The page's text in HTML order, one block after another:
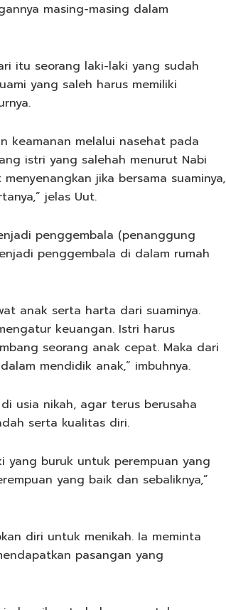
masing-masing dalam
itu seorang laki-laki yang sudah
yang saleh harus memiliki
keamanan melalui nasehat pada
istri yang salehah menurut Nabi
jika bersama suaminya,
jelas Uut.
penggembala (penanggung
penggembala di dalam rumah
anak serta harta dari suaminya.
keuangan. Istri harus
seorang anak cepat. Maka dari
mendidik anak,” imbuhnya.
usia nikah, agar terus berusaha
serta kualitas diri.
yang buruk untuk perempuan yang
yang baik dan sebaliknya,”
diri untuk menikah. Ia meminta
pasangan yang